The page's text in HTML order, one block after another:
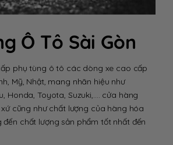
Ô Tô Sài Gòn
phụ tùng ô tô các dòng xe cao cấp
Mỹ, Nhật, mang nhãn hiệu như
Honda, Toyota, Suzuki,…. cửa hàng
cũng như chất lượng của hàng hóa
chất lượng sản phẩm tốt nhất đến